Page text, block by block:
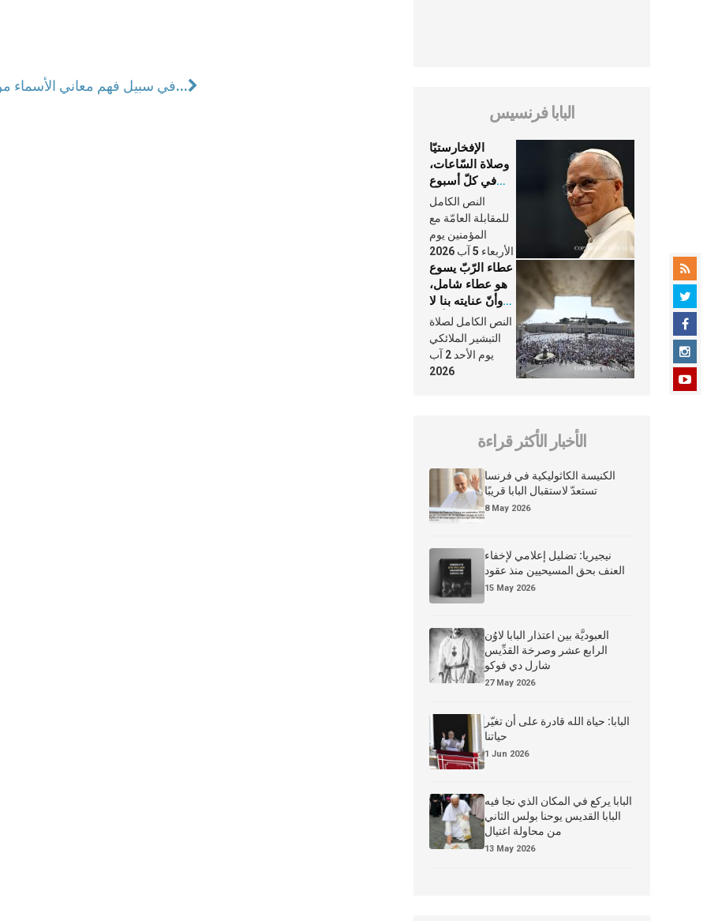
في سبيل فهم معاني الأسماء من الكتاب المقدّس...
البابا فرنسيس
الإفخارستيّا
وصلاة السّاعات،
في كلّ أسبوع
وكلّ يوم، هما
النَّفَس في حياة
الكنيسة
النص الكامل
للمقابلة العامّة مع
المؤمنين يوم
الأربعاء 5 آب 2026
عطاء الرّبّ يسوع
هو عطاء شامل،
وأنّ عنايته بنا لا
تغيب عنّا أبدًا
النص الكامل لصلاة
التبشير الملائكي
يوم الأحد 2 آب
2026
الأخبار الأكثر قراءة
الكنيسة الكاثوليكية في فرنسا
تستعدّ لاستقبال البابا قريبًا
8 May 2026
نيجيريا: تضليل إعلامي لإخفاء
العنف بحق المسيحيين منذ عقود
15 May 2026
العبوديَّة بين اعتذار البابا لاوُن
الرابع عشر وصرخة القدِّيس
شارل دي فوكو
27 May 2026
البابا: حياة الله قادرة على أن تغيّر
حياتنا
1 Jun 2026
البابا يركع في المكان الذي نجا فيه
البابا القديس يوحنا بولس الثاني
من محاولة اغتيال
13 May 2026